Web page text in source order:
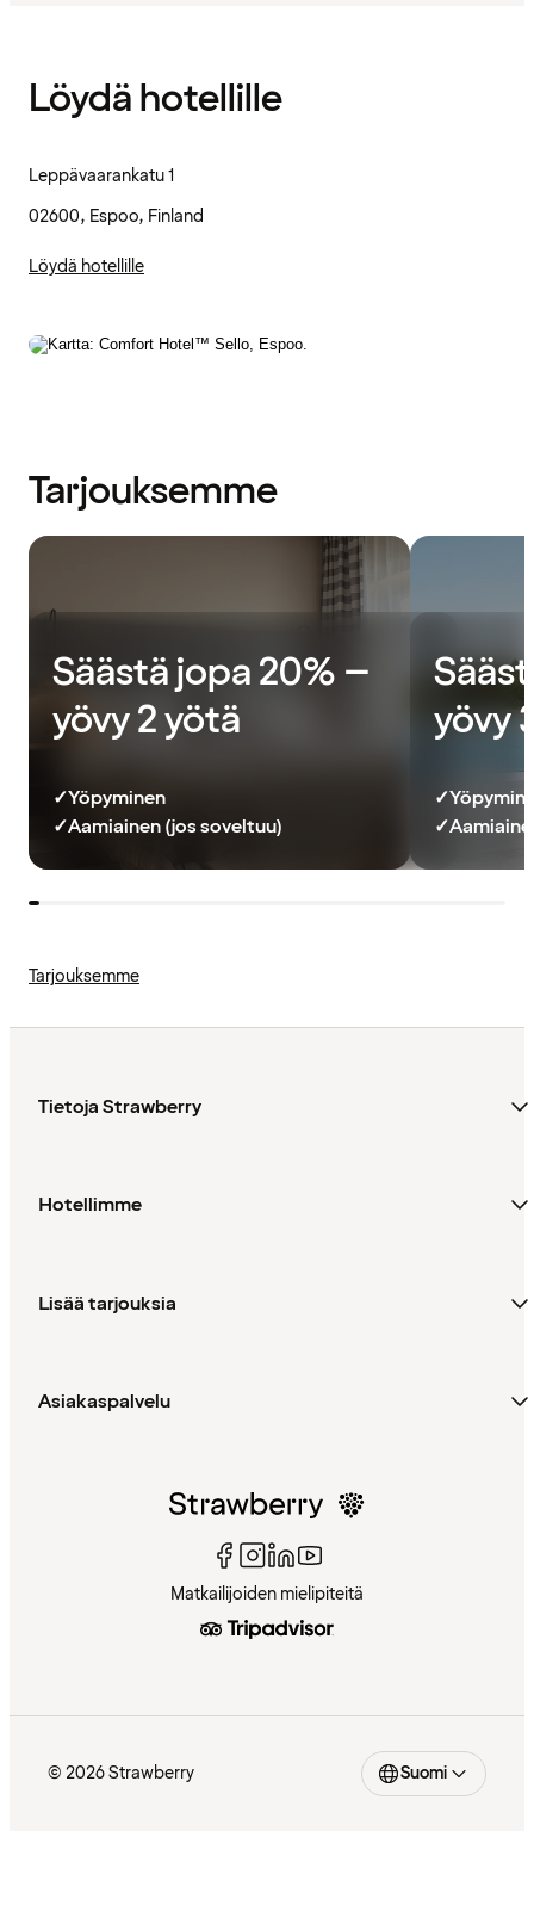
Löydä hotellille
Leppävaarankatu 1
02600, Espoo, Finland
Löydä hotellille
Tarjouksemme
Säästä jopa 20% –
yövy 2 yötä
✓Yöpyminen
✓Aamiainen (jos soveltuu)
yövy
✓
✓
Tarjouksemme
Tietoja Strawberry
Hotellimme
Lisää tarjouksia
Asiakaspalvelu
Matkailijoiden mielipiteitä
© 2026 Strawberry Suomi